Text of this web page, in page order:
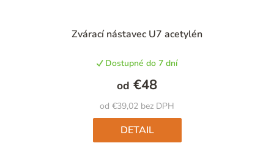
Zvárací nástavec U7 acetylén
Dostupné do 7 dní
od €39,02 bez DPH
od €48
DETAIL